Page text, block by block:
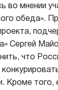
во мнении
обеда».
Сергей
что
Кроме того,